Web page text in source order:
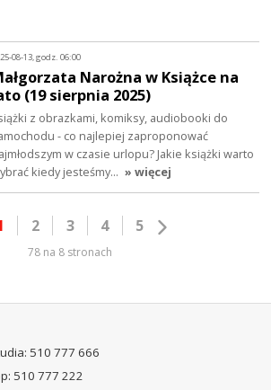
08-13, godz. 06:00
Narożna w Książce na
(19 sierpnia 2025)
z obrazkami, komiksy, audiobooki do
- co najlepiej zaproponować
w czasie urlopu? Jakie książki warto
kiedy jesteśmy… » więcej
2 3 4 5
78 na 8 stronach
510 777 666
510 777 222